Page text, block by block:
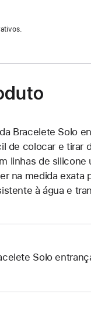
Bracelete Solo
de colocar e tirar
linhas de silicone
na medida exata
à água e
Solo